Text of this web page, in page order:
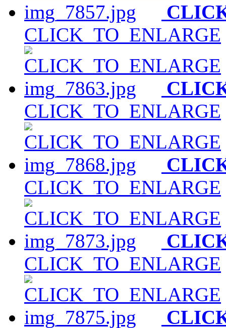
CLICK_TO_ENLARGE
CLICK_TO_ENLARGE
CLICK_TO_ENLARGE
CLICK_TO_ENLARGE